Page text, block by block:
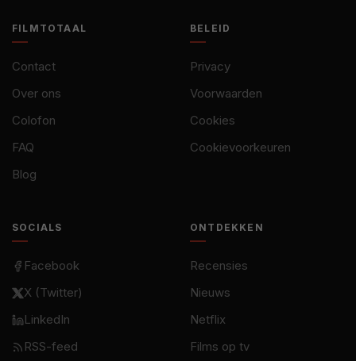
FILMTOTAAL
Contact
Over ons
Colofon
FAQ
Blog
BELEID
Privacy
Voorwaarden
Cookies
Cookievoorkeuren
SOCIALS
Facebook
X (Twitter)
LinkedIn
RSS-feed
ONTDEKKEN
Recensies
Nieuws
Netflix
Films op tv